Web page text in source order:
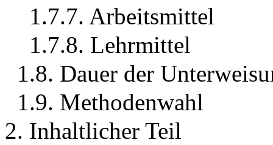
1.7.7. Arbeitsmittel
1.7.8. Lehrmittel
1.8. Dauer der
1.9. Methodenwahl
2. Inhaltlicher Teil